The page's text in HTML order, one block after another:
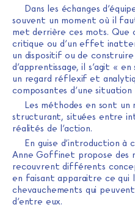
Dans les échanges
souvent un moment où il
met derrière ces mots. Que
critique ou d’un effet
un dispositif ou de
d’apprentissage, il s’agit «
un regard réflexif et
composantes d’une
Les méthodes en sont
structurant, situées entre
réalités de l’action.
En guise d’introduction à
Anne Goffinet propose des
recouvrent différents
en faisant apparaitre ce qui
chevauchements qui
d’entre eux.